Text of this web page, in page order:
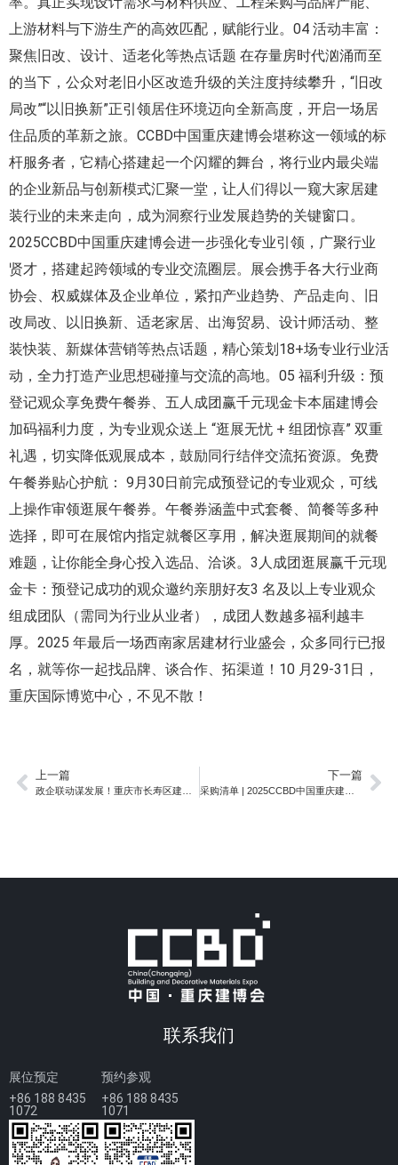
上游材料与下游生产的高效匹配，赋能行业。04 活动丰富：
聚焦旧改、设计、适老化等热点话题 在存量房时代汹涌而至
的当下，公众对老旧小区改造升级的关注度持续攀升，“旧改
局改”“以旧换新”正引领居住环境迈向全新高度，开启一场居
住品质的革新之旅。CCBD中国重庆建博会堪称这一领域的标
杆服务者，它精心搭建起一个闪耀的舞台，将行业内最尖端
的企业新品与创新模式汇聚一堂，让人们得以一窥大家居建
装行业的未来走向，成为洞察行业发展趋势的关键窗口。
2025CCBD中国重庆建博会进一步强化专业引领，广聚行业
贤才，搭建起跨领域的专业交流圈层。展会携手各大行业商
协会、权威媒体及企业单位，紧扣产业趋势、产品走向、旧
改局改、以旧换新、适老家居、出海贸易、设计师活动、整
装快装、新媒体营销等热点话题，精心策划18+场专业行业活
动，全力打造产业思想碰撞与交流的高地。05 福利升级：预
登记观众享免费午餐券、五人成团赢千元现金卡本届建博会
加码福利力度，为专业观众送上 “逛展无忧 + 组团惊喜” 双重
礼遇，切实降低观展成本，鼓励同行结伴交流拓资源。免费
午餐券贴心护航： 9月30日前完成预登记的专业观众，可线
上操作审领逛展午餐券。午餐券涵盖中式套餐、简餐等多种
选择，即可在展馆内指定就餐区享用，解决逛展期间的就餐
难题，让你能全身心投入选品、洽谈。3人成团逛展赢千元现
金卡：预登记成功的观众邀约亲朋好友3 名及以上专业观众
组成团队（需同为行业从业者），成团人数越多福利越丰
厚。2025 年最后一场西南家居建材行业盛会，众多同行已报
名，就等你一起找品牌、谈合作、拓渠道！10 月29-31日，
重庆国际博览中心，不见不散！
上一篇 下一篇
联系我们
展位预定
+86 188 8435
1072
预约参观
+86 188 8435
1071